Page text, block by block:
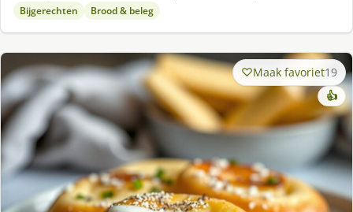
Bijgerechten Brood & beleg
Maak favoriet19
👍